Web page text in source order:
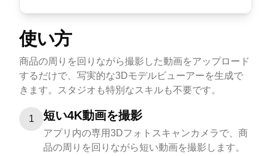
使い方
商品の周りを回りながら撮影した動画をアップロード
するだけで、写実的な3Dモデルビューアーを生成で
きます。スタジオも特別なスキルも不要です。
1 短い4K動画を撮影
アプリ内の専用3Dフォトスキャンカメラで、商
品の周りを回りながら短い動画を撮影します。